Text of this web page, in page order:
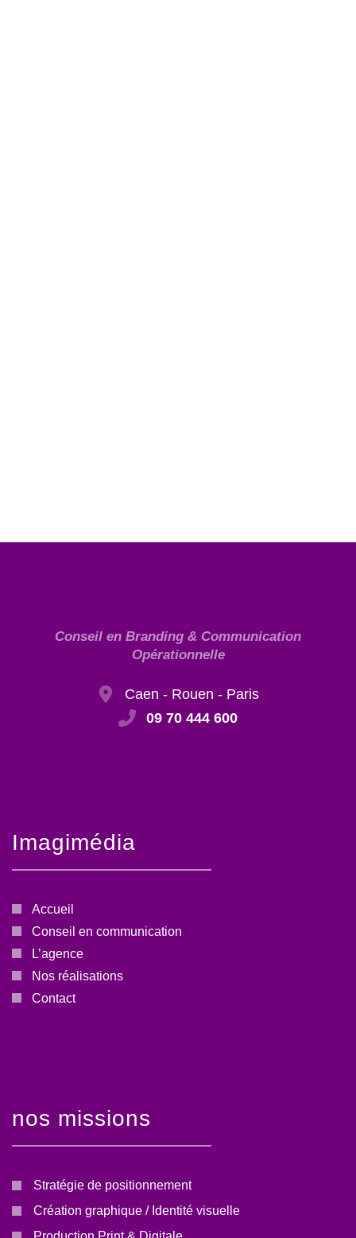
Conseil en Branding & Communication
Opérationnelle
Caen - Rouen - Paris
09 70 444 600
Imagimédia
Accueil
Conseil en communication
L’agence
Nos réalisations
Contact
nos missions
Stratégie de positionnement
Création graphique / Identité visuelle